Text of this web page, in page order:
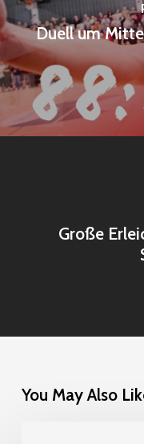
Duell um
Große
You May Also